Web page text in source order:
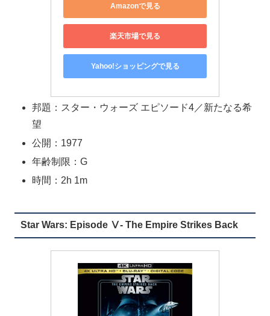
Amazonで見る
楽天市場で見る
Yahoo!ショッピングで見る
邦題：スター・ウォーズ エピソード4／新たなる希
望
公開：1977
年齢制限：G
時間：2h 1m
Star Wars: Episode Ⅴ- The Empire Strikes Back